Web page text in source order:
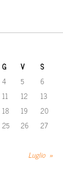
G V S
Luglio »
4 5
6
11 12
13
18 19
20
25 26
27